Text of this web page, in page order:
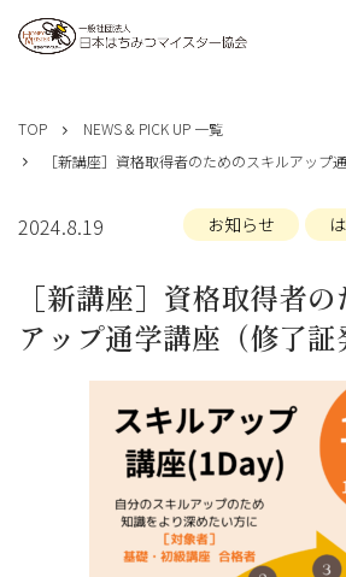
TOP
NEWS & PICK UP 一覧
［新講座］資格取得者のためのスキルアップ
2024.8.19 お知らせ
［新講座］資格取得者
アップ通学講座（修了証